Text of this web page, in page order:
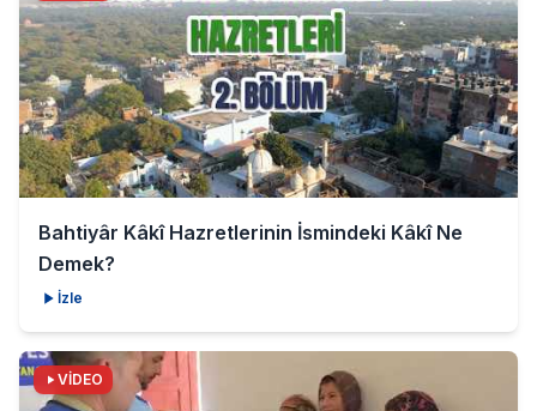
Bahtiyâr Kâkî Hazretlerinin İsmindeki Kâkî Ne
Demek?
İzle
VİDEO